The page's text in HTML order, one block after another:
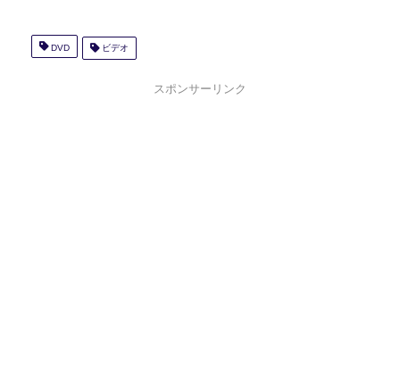
DVD ビデオ
スポンサーリンク